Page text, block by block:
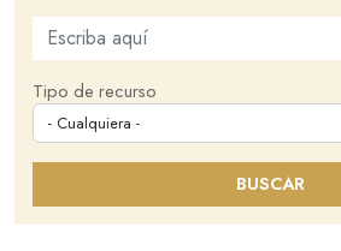
Buscar en este sitio
Tipo de recurso
BUSCAR